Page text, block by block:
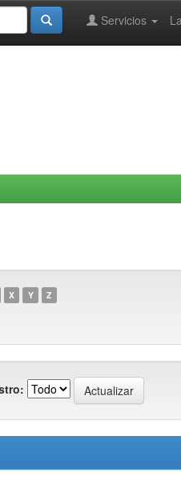
Servicios
X Y Z